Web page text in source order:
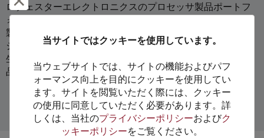
ロチェスターエレクトロニクスのプロセッサ製品ポートフ
ォリオは、15,000を超える品番数および7,600万個以上の
製品在庫より構成されています。ロチェスターでは、オリ
ジナルメーカーの認定を受け、ウェハ在庫およびダイの再
生産品を使用し、多くのレガシーおよび製造中止（EOL）
品の継続供給サービスを提供しています。
詳しくはこちら
当サイトではクッキーを使用しています。
当ウェブサイトでは、サイトの機能およびパフ
ォーマンス向上を目的にクッキーを使用してい
ます。サイトを閲覧いただく際には、クッキー
の使用に同意していただく必要があります。詳
しくは、当社のプライバシーポリシーおよびク
ッキーポリシーをご覧ください。